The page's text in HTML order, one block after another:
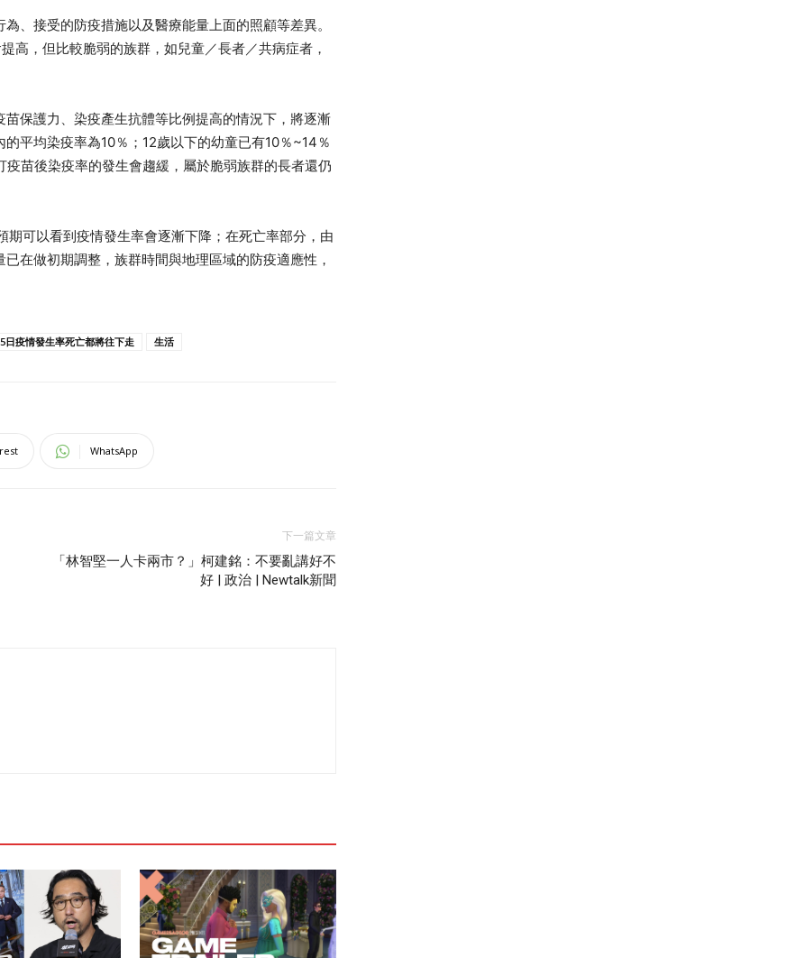
、接受的防疫措施以及醫療能量上面的照顧等差異。
高，但比較脆弱的族群，如兒童／長者／共病症者，
保護力、染疫產生抗體等比例提高的情況下，將逐漸
平均染疫率為10％；12歲以下的幼童已有10％~14％
苗後染疫率的發生會趨緩，屬於脆弱族群的長者還仍
可以看到疫情發生率會逐漸下降；在死亡率部分，由
在做初期調整，族群時間與地理區域的防疫適應性，
日疫情發生率死亡都將往下走 生活
WhatsApp
下一篇文章
「林智堅一人卡兩市？」柯建銘：不要亂講好不
好 | 政治 | Newtalk新聞